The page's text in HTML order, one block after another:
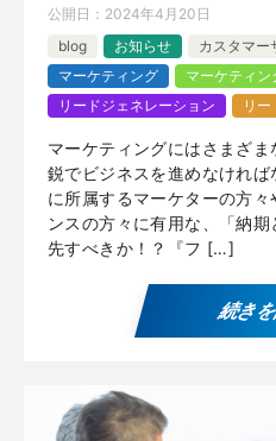
公開日： 2024年4月20日
blog
お知らせ カスタマー
マーケティング
マーケティン
リードジェネレーション
リ
マーケティングにはさまざ
鋭でビジネスを進めなけれ
に所属するマーケターの方
ンスの方々に有用な、「納
先すべきか！？『フ […]
続き